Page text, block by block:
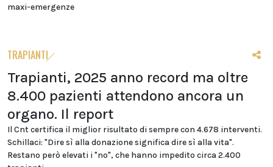
maxi-emergenze
TRAPIANTI
Trapianti, 2025 anno record ma oltre
8.400 pazienti attendono ancora un
organo. Il report
Il Cnt certifica il miglior risultato di sempre con 4.678 interventi.
Schillaci: "Dire sì alla donazione significa dire sì alla vita".
Restano però elevati i "no", che hanno impedito circa 2.400